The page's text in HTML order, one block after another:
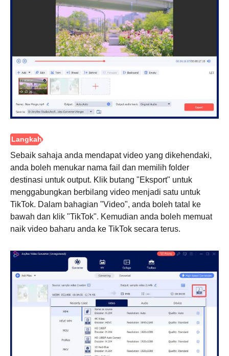
Sebaik sahaja anda mendapat video yang dikehendaki,
anda boleh menukar nama fail dan memilih folder
destinasi untuk output. Klik butang "Eksport" untuk
menggabungkan berbilang video menjadi satu untuk
TikTok. Dalam bahagian "Video", anda boleh tatal ke
bawah dan klik "TikTok". Kemudian anda boleh memuat
naik video baharu anda ke TikTok secara terus.